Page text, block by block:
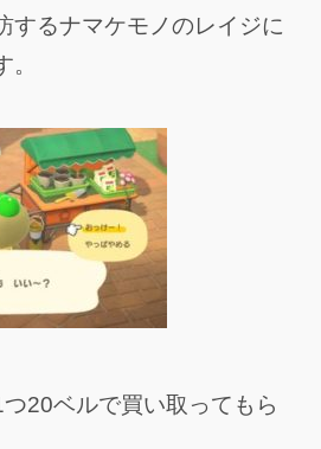
するナマケモノのレイジに
20ベルで買い取ってもら